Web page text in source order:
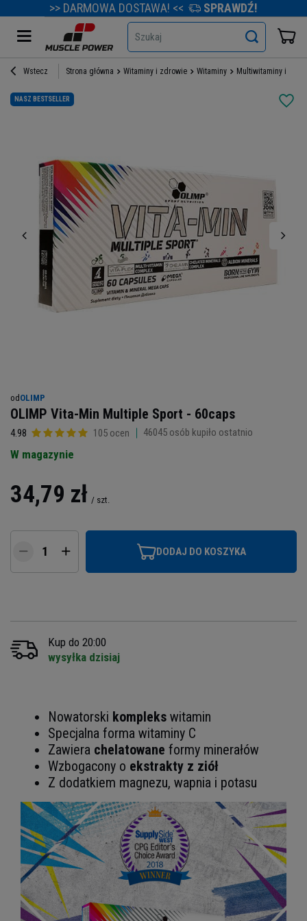
>> DARMOWA DOSTAWA! << SPRAWDŹ!
Szukaj
Wstecz Strona główna Witaminy i zdrowie Witaminy Multiwitaminy i
NASZ BESTSELLER
od OLIMP
OLIMP Vita-Min Multiple Sport - 60caps
4.98 105 ocen 46045 osób kupiło ostatnio
W magazynie
34,79 zł / szt.
DODAJ DO KOSZYKA
Kup do 20:00
wysyłka dzisiaj
Nowatorski kompleks witamin
Specjalna forma witaminy C
Zawiera chelatowane formy minerałów
Wzbogacony o ekstrakty z ziół
Z dodatkiem magnezu, wapnia i potasu